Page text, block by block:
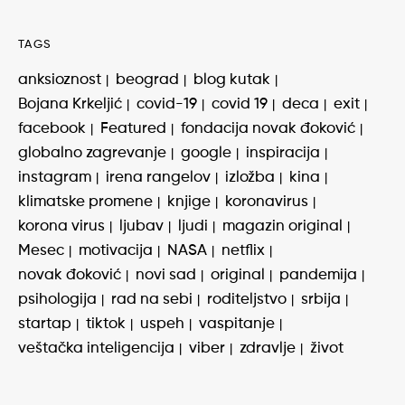
TAGS
anksioznost beograd
blog kutak
Bojana Krkeljić
covid-19 covid 19 deca
exit
facebook
Featured
fondacija novak đoković
globalno zagrevanje
google
inspiracija
instagram
irena rangelov izložba
kina
klimatske promene
knjige
koronavirus
korona virus
ljubav ljudi
magazin original
Mesec
motivacija NASA
netflix
novak đoković
novi sad original
pandemija
psihologija
rad na sebi roditeljstvo
srbija
startap
tiktok uspeh
vaspitanje
veštačka inteligencija
viber zdravlje život